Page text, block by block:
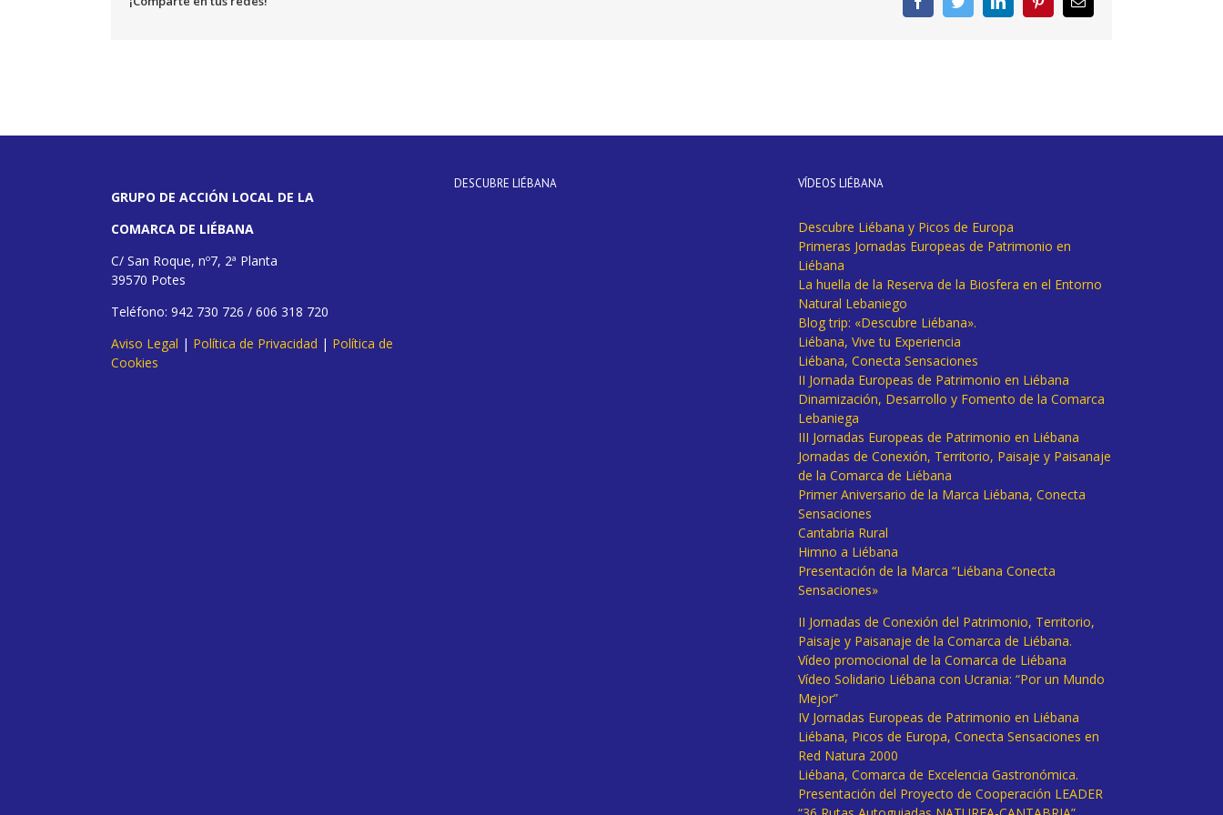
electrónico
GRUPO DE ACCIÓN LOCAL DE LA
COMARCA DE LIÉBANA
C/ San Roque, nº7, 2ª Planta
39570 Potes
Teléfono: 942 730 726 / 606 318 720
Aviso Legal | Política de Privacidad | Política de
Cookies
DESCUBRE LIÉBANA VÍDEOS LIÉBANA
Descubre Liébana y Picos de Europa
Primeras Jornadas Europeas de Patrimonio en
Liébana
La huella de la Reserva de la Biosfera en el Entorno
Natural Lebaniego
Blog trip: «Descubre Liébana».
Liébana, Vive tu Experiencia
Liébana, Conecta Sensaciones
II Jornada Europeas de Patrimonio en Liébana
Dinamización, Desarrollo y Fomento de la Comarca
Lebaniega
III Jornadas Europeas de Patrimonio en Liébana
Jornadas de Conexión, Territorio, Paisaje y Paisanaje
de la Comarca de Liébana
Primer Aniversario de la Marca Liébana, Conecta
Sensaciones
Cantabria Rural
Himno a Liébana
Presentación de la Marca “Liébana Conecta
Sensaciones»
II Jornadas de Conexión del Patrimonio, Territorio,
Paisaje y Paisanaje de la Comarca de Liébana.
Vídeo promocional de la Comarca de Liébana
Vídeo Solidario Liébana con Ucrania: “Por un Mundo
Mejor”
IV Jornadas Europeas de Patrimonio en Liébana
Liébana, Picos de Europa, Conecta Sensaciones en
Red Natura 2000
Liébana, Comarca de Excelencia Gastronómica.
Presentación del Proyecto de Cooperación LEADER